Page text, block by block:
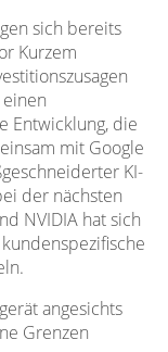
sich bereits
Kurzem
Entwicklung, die
mit Google
KI-
der nächsten
NVIDIA hat sich
angesichts
Grenzen